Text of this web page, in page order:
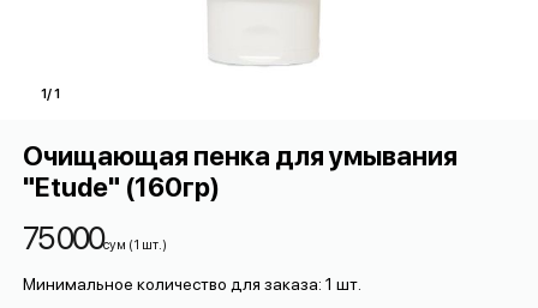
1/1
Очищающая пенка для умывания
"Etude" (160гр)
75 000сум (1 шт. )
Минимальное количество для заказа: 1 шт.